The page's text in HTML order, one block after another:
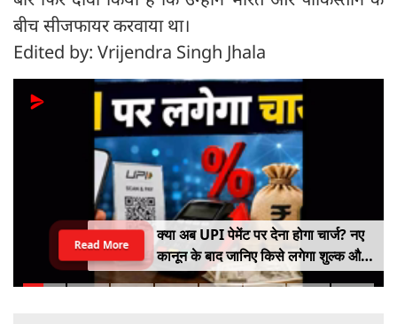
बीच सीजफायर करवाया था।
Edited by: Vrijendra Singh Jhala
क्या अब UPI पेमेंट पर देना होगा चार्ज? नए
कानून के बाद जानिए किसे लगेगा शुल्क और
किसे नहीं
Read More